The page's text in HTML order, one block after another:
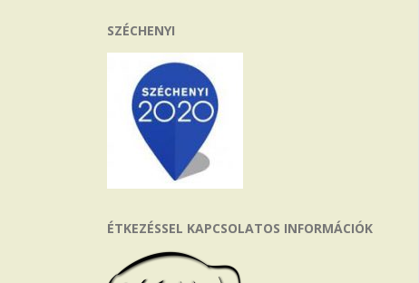
SZÉCHENYI
ÉTKEZÉSSEL KAPCSOLATOS INFORMÁCIÓK